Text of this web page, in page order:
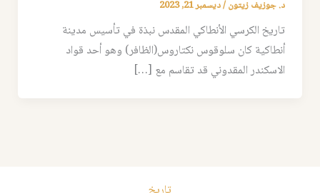
د. جوزيف زيتون/ديسمبر 21, 2023
تاريخ الكرسي الأنطاكي المقدس نبذة في تأسيس مدينة
أنطاكية كان سلوقوس نكتاروس(الظافر) وهو أحد قواد
الاسكندر المقدوني قد تقاسم مع […]